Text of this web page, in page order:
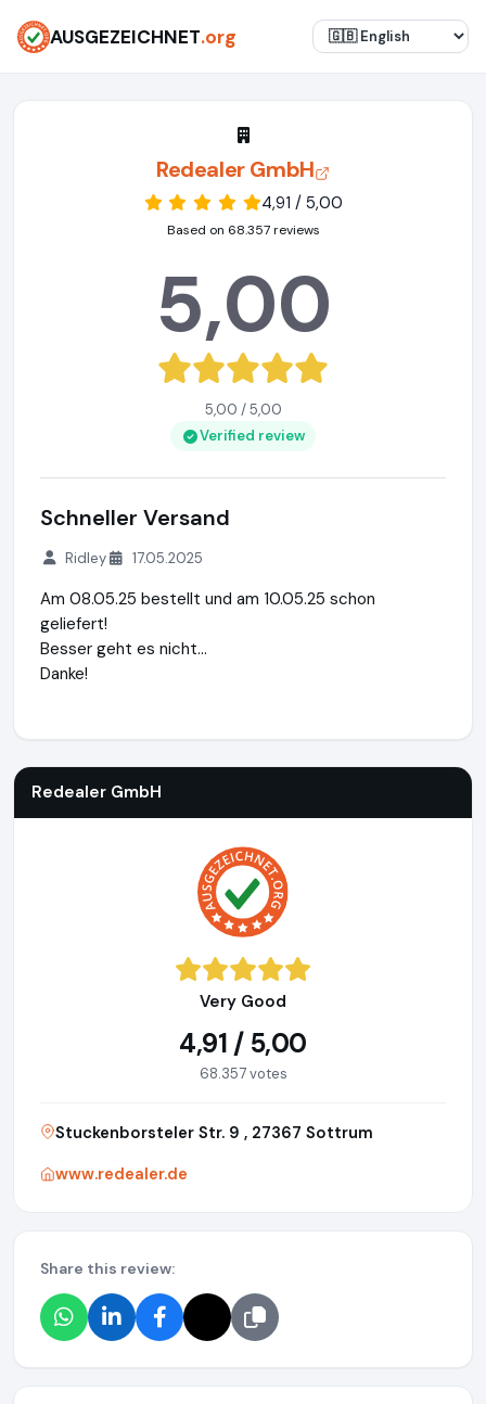
AUSGEZEICHNET.org
Redealer GmbH
4,91 / 5,00
Based on 68.357 reviews
5,00
5,00 / 5,00
Verified review
Schneller Versand
Ridley 17.05.2025
Am 08.05.25 bestellt und am 10.05.25 schon
geliefert!
Besser geht es nicht...
Danke!
Redealer GmbH
Very Good
4,91 / 5,00
68.357 votes
Stuckenborsteler Str. 9 , 27367 Sottrum
www.redealer.de
Share this review: